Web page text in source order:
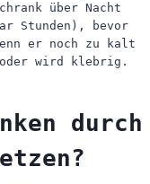
über Nacht
Stunden), bevor
er noch zu kalt
wird klebrig.
durch